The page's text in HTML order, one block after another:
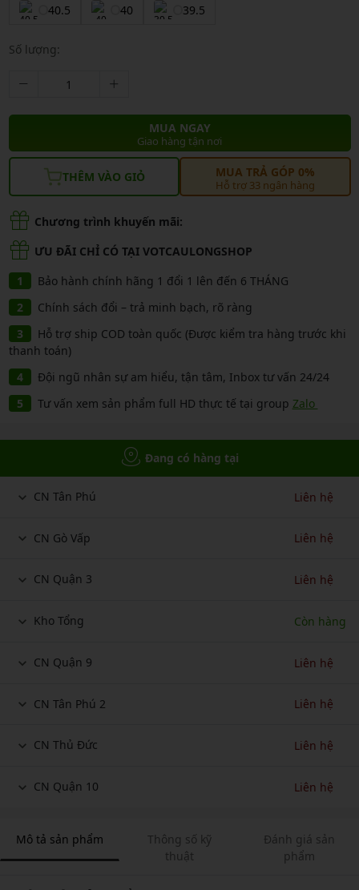
40.5
40 39.5
Số lượng:
MUA NGAY
Giao hàng tận nơi
THÊM VÀO GIỎ MUA TRẢ GÓP 0%
Hỗ trợ 33 ngân hàng
Chương trình khuyến mãi:
ƯU ĐÃI CHỈ CÓ TẠI VOTCAULONGSHOP
Bảo hành chính hãng 1 đổi 1 lên đến 6 THÁNG
Chính sách đổi – trả minh bạch, rõ ràng
Hỗ trợ ship COD toàn quốc (Được kiểm tra hàng trước khi
thanh toán)
Đội ngũ nhân sự am hiểu, tận tâm, Inbox tư vấn 24/24
Tư vấn xem sản phẩm full HD thực tế tại group Zalo
Đang có hàng tại
CN Tân Phú Liên hệ
CN Gò Vấp Liên hệ
CN Quận 3 Liên hệ
Kho Tổng Còn hàng
CN Quận 9 Liên hệ
CN Tân Phú 2 Liên hệ
CN Thủ Đức Liên hệ
CN Quận 10 Liên hệ
Mô tả sản phẩm
Thông số kỹ
thuật
Đánh giá sản
phẩm